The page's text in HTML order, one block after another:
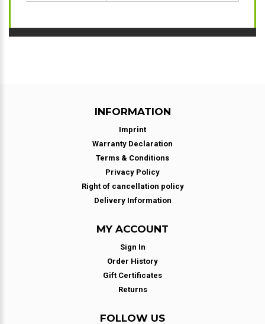
INFORMATION
Imprint
Warranty Declaration
Terms & Conditions
Privacy Policy
Right of cancellation policy
Delivery Information
MY ACCOUNT
Sign In
Order History
Gift Certificates
Returns
FOLLOW US